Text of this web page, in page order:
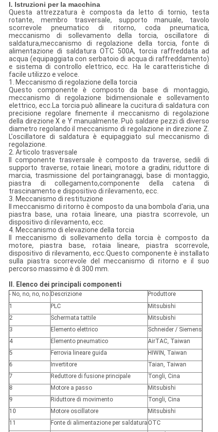
I. Istruzioni per la macchina
Questa attrezzatura è composta da letto di tornio, testa
rotante, membro trasversale, supporto manuale, tavolo
scorrevole pneumatico di ritorno, coda pneumatica,
meccanismo di sollevamento della torcia, oscillatore di
saldatura,meccanismo di regolazione della torcia, fonte di
alimentazione di saldatura OTC 500A, torcia raffreddata ad
acqua (equipaggiata con serbatoio di acqua di raffreddamento)
e sistema di controllo elettrico, ecc. Ha le caratteristiche di
facile utilizzo e veloce.
1. Meccanismo di regolazione della torcia
Questo componente è composto da base di montaggio,
meccanismo di regolazione bidimensionale e sollevamento
elettrico, ecc.La torcia può allineare la cucitura di saldatura con
precisione regolare finemente il meccanismo di regolazione
della direzione X e Y manualmente. Può saldare pezzi di diverso
diametro regolando il meccanismo di regolazione in direzione Z.
L'oscillatore di saldatura è equipaggiato sul meccanismo di
regolazione.
2. Articolo trasversale
Il componente trasversale è composto da traverse, sedili di
supporto traverse, rotaie lineari, motore a gradini, riduttore di
marcia, trasmissione del portaingranaggi, base di montaggio,
piastra di collegamento,componente della catena di
trascinamento e dispositivo di rilevamento, ecc.
3. Meccanismo di restituzione
Il meccanismo di ritorno è composto da una bombola d'aria, una
piastra base, una rotaia lineare, una piastra scorrevole, un
dispositivo di rilevamento, ecc.
4. Meccanismo di elevazione della torcia
Il meccanismo di sollevamento della torcia è composto da
motore, piastra base, rotaia lineare, piastra scorrevole,
dispositivo di rilevamento, ecc.Questo componente è installato
sulla piastra scorrevole del meccanismo di ritorno e il suo
percorso massimo è di 300 mm.
II. Elenco dei principali componenti
- No, no, no, no. Descrizione
Produttore
1
PLC
Mitsubishi
2
Schermata tattile
Mitsubishi
3
Elemento elettrico
Schneider / Siemens
4
Elemento pneumatico
AirTAC, Taiwan
5
Ferrovia lineare guida
HIWIN, Taiwan
6
Invertitore
Taian, Taiwan
7
Reduttore di fusione principale
Tongli, Cina
8
Motore a passo
Mitsubishi
9
Riduttore di movimento
Tongli, Cina
10
Motore oscillatore
Mitsubishi
11
Fonte di alimentazione per saldatura OTC